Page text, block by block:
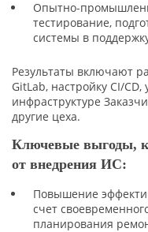
Опытно-
тестирование,
системы в
Результаты включают
GitLab, настройку CI/
инфраструктуре
другие цеха.
Ключевые выгоды,
от внедрения ИС:
Повышение
счет
планирования